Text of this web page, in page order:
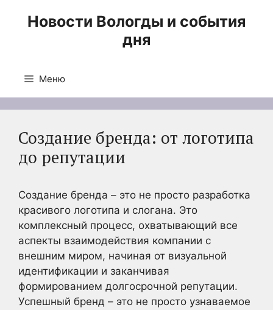
Новости Вологды и события
дня
Меню
Создание бренда: от логотипа
до репутации
Создание бренда – это не просто разработка
красивого логотипа и слогана. Это
комплексный процесс, охватывающий все
аспекты взаимодействия компании с
внешним миром, начиная от визуальной
идентификации и заканчивая
формированием долгосрочной репутации.
Успешный бренд – это не просто узнаваемое